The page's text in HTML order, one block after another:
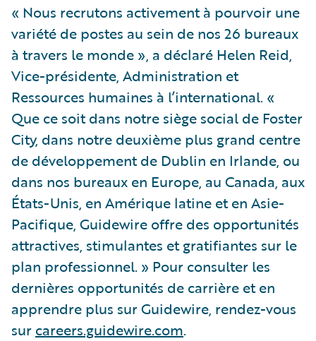
« Nous recrutons activement à pourvoir une
variété de postes au sein de nos 26 bureaux
à travers le monde », a déclaré Helen Reid,
Vice-présidente, Administration et
Ressources humaines à l’international. «
Que ce soit dans notre siège social de Foster
City, dans notre deuxième plus grand centre
de développement de Dublin en Irlande, ou
dans nos bureaux en Europe, au Canada, aux
États-Unis, en Amérique latine et en Asie-
Pacifique, Guidewire offre des opportunités
attractives, stimulantes et gratifiantes sur le
plan professionnel. » Pour consulter les
dernières opportunités de carrière et en
apprendre plus sur Guidewire, rendez-vous
sur careers.guidewire.com.